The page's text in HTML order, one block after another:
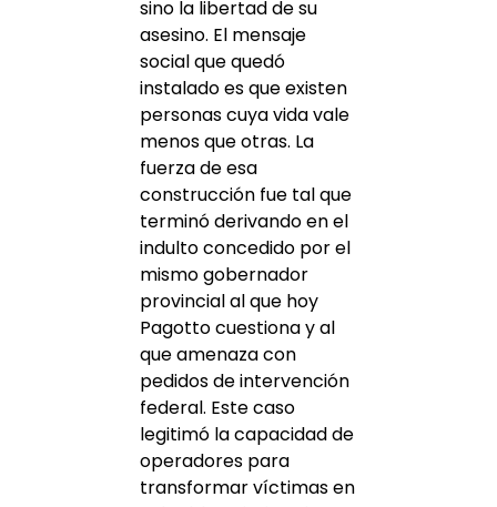
sino la libertad de su
asesino. El mensaje
social que quedó
instalado es que existen
personas cuya vida vale
menos que otras. La
fuerza de esa
construcción fue tal que
terminó derivando en el
indulto concedido por el
mismo gobernador
provincial al que hoy
Pagotto cuestiona y al
que amenaza con
pedidos de intervención
federal. Este caso
legitimó la capacidad de
operadores para
transformar víctimas en